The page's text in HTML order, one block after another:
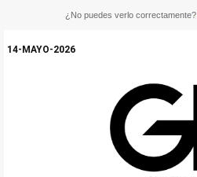
¿No puedes verlo correctamente?
14-MAYO-2026